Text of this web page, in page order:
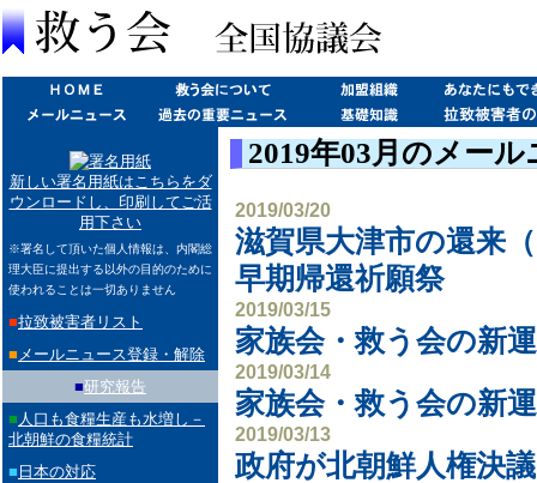
新しい署名用紙はこちらをダ
ウンロードし、印刷してご活
用下さい
※署名して頂いた個人情報は、内閣総
理大臣に提出する以外の目的のために
使われることは一切ありません
■拉致被害者リスト
■ メールニュース登録・解除
■研究報告
■ 人口も食糧生産も水増し－
北朝鮮の食糧統計
■ 日本の対応
2019年03月のメー
2019/03/20
滋賀県大津市の還来
早期帰還祈願祭
2019/03/15
家族会・救う会の新
2019/03/14
家族会・救う会の新
2019/03/13
政府が北朝鮮人権決